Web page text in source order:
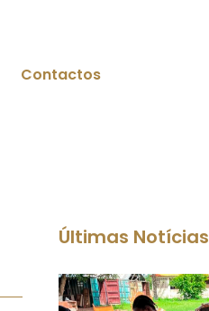
Contactos
Últimas Notícias